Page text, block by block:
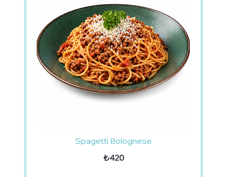
Spagetti Bolognese
₺420